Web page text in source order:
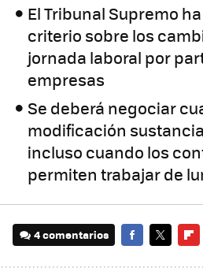
El Tribunal Supremo
criterio sobre los
jornada laboral por
empresas
Se deberá negociar
modificación
incluso cuando los
permiten trabajar de
4 comentarios